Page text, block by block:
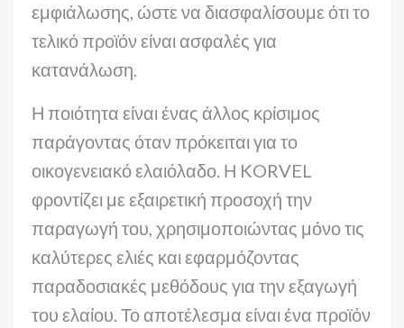
εμφιάλωσης, ώστε να διασφαλίσουμε ότι το
τελικό προϊόν είναι ασφαλές για
κατανάλωση.
Η ποιότητα είναι ένας άλλος κρίσιμος
παράγοντας όταν πρόκειται για το
οικογενειακό ελαιόλαδο. Η KORVEL
φροντίζει με εξαιρετική προσοχή την
παραγωγή του, χρησιμοποιώντας μόνο τις
καλύτερες ελιές και εφαρμόζοντας
παραδοσιακές μεθόδους για την εξαγωγή
του ελαίου. Το αποτέλεσμα είναι ένα προϊόν